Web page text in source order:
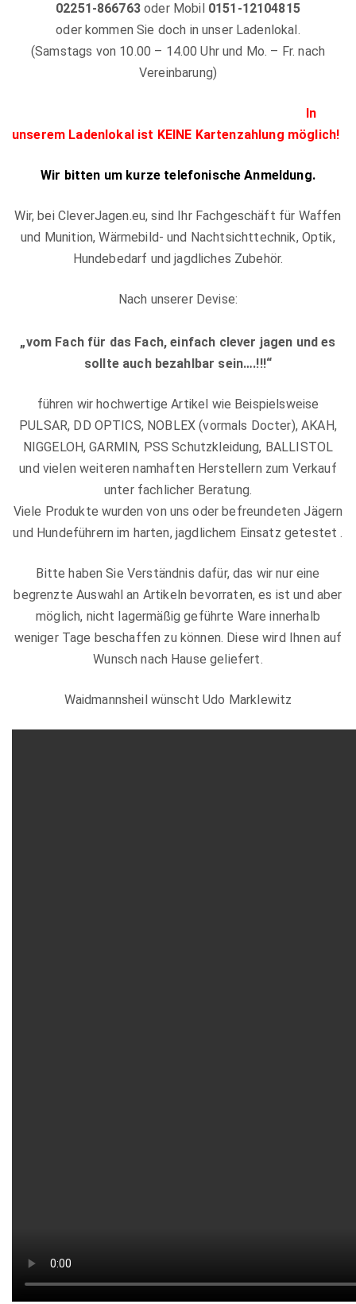
02251-866763oder Mobil 0151-12104815
oder kommen Sie doch in unser Ladenlokal.
(Samstags von 10.00 – 14.00 Uhr und Mo. – Fr. nach
Vereinbarung)
In
unserem Ladenlokal ist KEINE Kartenzahlung möglich!
Wir bitten um kurze telefonische Anmeldung.
Wir, bei CleverJagen.eu, sind Ihr Fachgeschäft für Waffen
und Munition, Wärmebild- und Nachtsichttechnik, Optik,
Hundebedarf und jagdliches Zubehör.
Nach unserer Devise:
„vom Fach für das Fach, einfach clever jagen und es
sollte auch bezahlbar sein….!!!“
führen wir hochwertige Artikel wie Beispielsweise
PULSAR, DD OPTICS, NOBLEX (vormals Docter), AKAH,
NIGGELOH, GARMIN, PSS Schutzkleidung, BALLISTOL
und vielen weiteren namhaften Herstellern zum Verkauf
unter fachlicher Beratung.
Viele Produkte wurden von uns oder befreundeten Jägern
und Hundeführern im harten, jagdlichem Einsatz getestet .
Bitte haben Sie Verständnis dafür, das wir nur eine
begrenzte Auswahl an Artikeln bevorraten, es ist und aber
möglich, nicht lagermäßig geführte Ware innerhalb
weniger Tage beschaffen zu können. Diese wird Ihnen auf
Wunsch nach Hause geliefert.
Waidmannsheil wünscht Udo Marklewitz